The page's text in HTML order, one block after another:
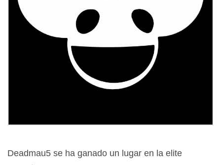
Deadmau5 se ha ganado un lugar en la elite